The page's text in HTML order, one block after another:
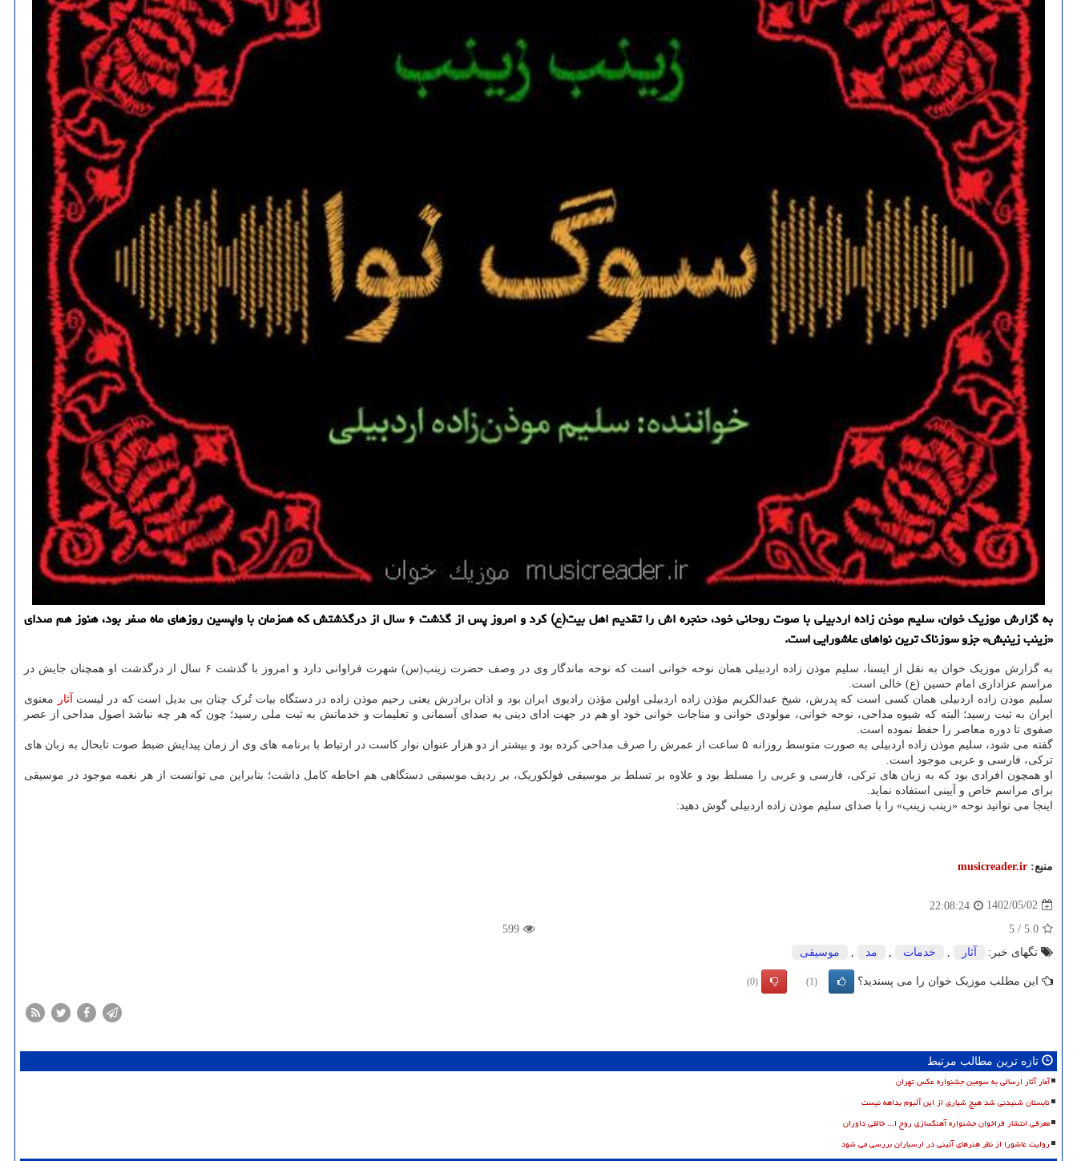
به گزارش موزیک خوان، سلیم موذن زاده اردبیلی با صوت روحانی خود، حنجره اش را تقدیم اهل بیت(ع) کرد و امروز پس از گذشت ۶ سال از درگذشتش که همزمان با واپسین روزهای ماه صفر بود، هنوز هم صدای
«زینب زینبش» جزو سوزناک ترین نواهای عاشورایی است.
به گزارش موزیک خوان به نقل از ایسنا، سلیم موذن زاده اردبیلی همان نوحه خوانی است که نوحه ماندگار وی در وصف حضرت زینب(س) شهرت فراوانی دارد و امروز با گذشت ۶ سال از درگذشت او همچنان جایش در
مراسم عزاداری امام حسین (ع) خالی است.
سلیم موذن زاده اردبیلی همان کسی است که پدرش، شیخ عبدالکریم مؤذن زاده اردبیلی اولین مؤذن رادیوی ایران بود و اذان برادرش یعنی رحیم موذن زاده در دستگاه بیات تُرک چنان بی بدیل است که در لیست آثار
معنوی
ایران به ثبت رسید؛ البته که شیوه مداحی، نوحه خوانی، مولودی خوانی و مناجات خوانی خود او هم در جهت ادای دینی به صدای آسمانی و تعلیمات و خدماتش به ثبت ملی رسید؛ چون که هر چه نباشد اصول مداحی از عصر
صفوی تا دوره معاصر را حفظ نموده است.
گفته می شود، سلیم موذن زاده اردبیلی به صورت متوسط روزانه ۵ ساعت از عمرش را صرف مداحی کرده بود و بیشتر از دو هزار عنوان نوار کاست در ارتباط با برنامه های وی از زمان پیدایش ضبط صوت تابحال به زبان های
ترکی، فارسی و عربی موجود است.
او همچون افرادی بود که به زبان های ترکی، فارسی و عربی را مسلط بود و علاوه بر تسلط بر موسیقی فولکوریک، بر ردیف موسیقی دستگاهی هم احاطه کامل داشت؛ بنابراین می توانست از هر نغمه موجود در موسیقی
برای مراسم خاص و آیینی استفاده نماید.
اینجا می توانید نوحه «زینب زینب» را با صدای سلیم موذن زاده اردبیلی گوش دهید:
منبع: musicreader.ir
1402/05/02
22:08:24
5.0
/
5
599
تگهای خبر:
آثار خدمات مد موسیقی
این مطلب موزیک خوان را می پسندید؟ (1)
(0)
تازه ترین مطالب مرتبط
آمار آثار ارسالی به سومین جشنواره عکس تهران
تابستان شنیدنی شد هیچ شیاری از این آلبوم بداهه نیست
معرفی انتشار فراخوان جشنواره آهنگسازی روح ا... خالقی داوران
روایت عاشورا از نظر هنرهای آئینی در ارسباران بررسی می شود